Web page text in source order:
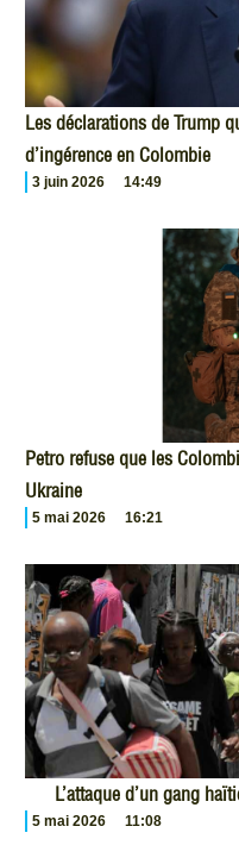
Les déclarations de Trump
d’ingérence en Colombie
3 juin 2026 14:49
Petro refuse que les
Ukraine
5 mai 2026 16:21
L’attaque d’un gang
5 mai 2026 11:08